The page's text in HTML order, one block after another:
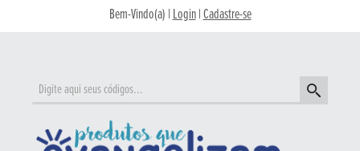
Bem-Vindo(a) |Login|Cadastre-se